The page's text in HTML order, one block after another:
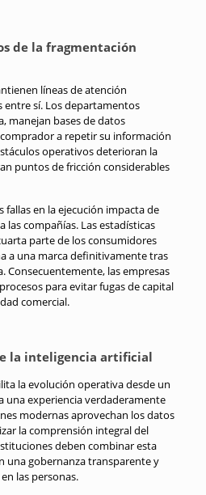
de la fragmentación
líneas de atención
sí. Los departamentos
manejan bases de datos
a repetir su información
operativos deterioran la
puntos de fricción considerables
fallas en la ejecución impacta de
las compañías. Las estadísticas
parte de los consumidores
a una marca definitivamente tras
Consecuentemente, las empresas
para evitar fugas de capital
comercial.
la inteligencia artificial
la evolución operativa desde un
una experiencia verdaderamente
modernas aprovechan los datos
la comprensión integral del
deben combinar esta
una gobernanza transparente y
las personas.